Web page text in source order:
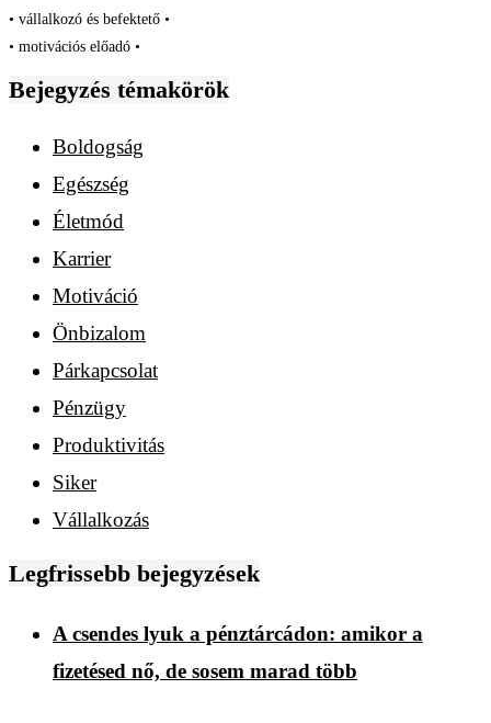
• vállalkozó és befektető •
• motivációs előadó •
Bejegyzés témakörök
Boldogság
Egészség
Életmód
Karrier
Motiváció
Önbizalom
Párkapcsolat
Pénzügy
Produktivitás
Siker
Vállalkozás
Legfrissebb bejegyzések
A csendes lyuk a pénztárcádon: amikor a
fizetésed nő, de sosem marad több